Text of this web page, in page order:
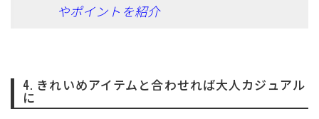
やポイントを紹介
4. きれいめアイテムと合わせれば大人カジュアル
に